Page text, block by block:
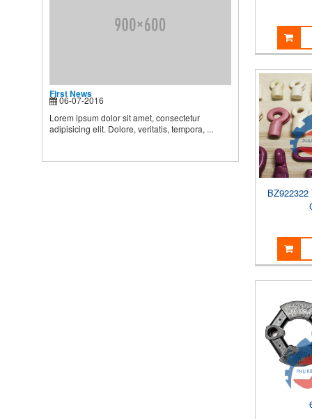
First News
06-07-2016
Lorem ipsum dolor sit amet, consectetur
adipisicing elit. Dolore, veritatis, tempora, ...